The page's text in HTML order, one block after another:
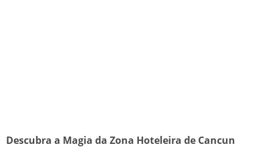
Descubra a Magia da Zona Hoteleira de Cancun